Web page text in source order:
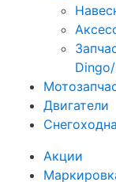
Dingo/
Двигатели
Акции